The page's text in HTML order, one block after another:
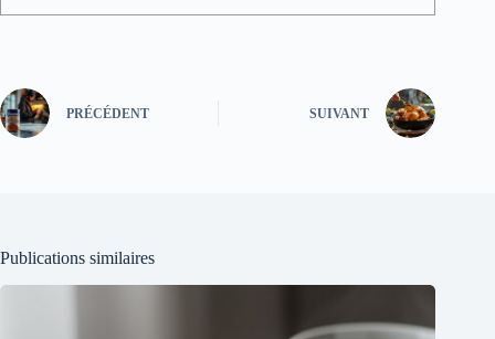
PRÉCÉDENT SUIVANT
Publications similaires